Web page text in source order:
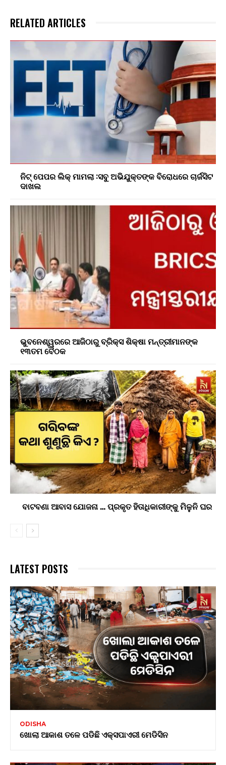
RELATED ARTICLES
ନିଟ୍ ପେପର ଲିକ୍ ମାମଲା :ସବୁ ଅଭିଯୁକ୍ତଙ୍କ ବିରୋଧରେ ଚାର୍ଜସିଟ
ଦାଖଲ
ଭୁବନେଶ୍ୱରରେ ଆଜିଠାରୁ ବ୍ରିକ୍ସ ଶିକ୍ଷା ମନ୍ତ୍ରୀମାନଙ୍କ
୧୩ତମ ବୈଠକ
ବାଟବଣା ଆବାସ ଯୋଜନା … ପ୍ରକୃତ ହିତାଧିକାରୀଙ୍କୁ ମିଳୁନି ଘର
LATEST POSTS
ODISHA
ଖୋଲା ଆକାଶ ତଳେ ପଡିଛି ଏକ୍ସପାଏରୀ ମେଡିସିନ